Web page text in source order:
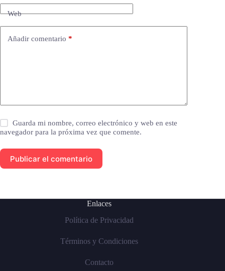
Web
Añadir comentario *
Guarda mi nombre, correo electrónico y web en este
navegador para la próxima vez que comente.
Publicar el comentario
Enlaces
Política de Privacidad
Términos y Condiciones
Contacto